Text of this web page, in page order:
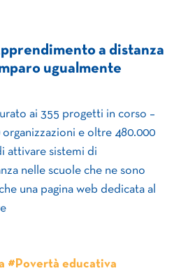
a distanza
ugualmente
ai 355 progetti in corso –
e oltre 480.000
attivare sistemi di
nelle scuole che ne sono
una pagina web dedicata al
#Povertà educativa